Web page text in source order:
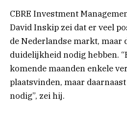
CBRE Investment
David Inskip zei dat er veel
de Nederlandse markt, maar
duidelijkheid nodig hebben.
komende maanden enkele
plaatsvinden, maar
nodig”, zei hij.